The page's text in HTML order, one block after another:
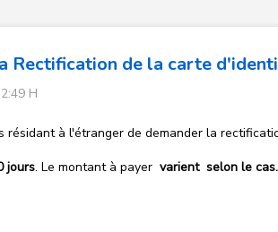
Rectification de la carte
H
résidant à l'étranger de demander la
jours. Le montant à payer varient selon le cas.